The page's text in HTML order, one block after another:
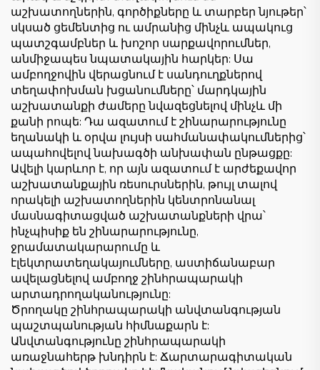
աշխատողներին, գործիքները և տարբեր նյութեր՝
սկսած ցեմենտից ու ամրանից մինչև ապակուց
պատշգամբներ և խոշոր սարքավորումներ,
անմիջապես նպատակային հարկեր: Սա
ամբողջովին վերացնում է սանդուղքներով
տեղափոխման խցանումները՝ մարդկային
աշխատանքի ժամերը նվազեցնելով մինչև մի
քանի րոպե: Դա ազատում է շինարարությունը
եղանակի և օրվա լույսի սահմանափակումներից՝
ապահովելով նախագծի անխափան ընթացքը:
Ավելի կարևոր է, որ այն ազատում է արժեքավոր
աշխատանքային ռեսուրսներին, թույլ տալով
որակելի աշխատողներին կենտրոնանալ
մասնագիտացված աշխատանքների վրա՝
ինչպիսիք են շինարարությունը,
ջրամատակարարումը և
էլեկտրատեղակայումները, աստիճանաբար
ավելացնելով ամբողջ շինհրապարակի
արտադրողականությունը:
Ծրողակը շինհրապարակի անվտանգության
պաշտպանության հիմնաքարն է:
Անվտանգությունը շինհրապարակի
առաջնահերթ խնդիրն է: Ճարտարագիտական